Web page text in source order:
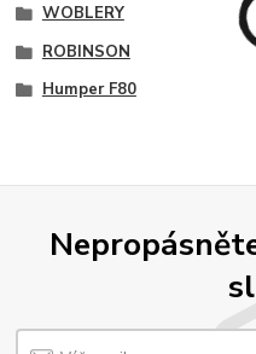
WOBLERY
ROBINSON
Humper F80